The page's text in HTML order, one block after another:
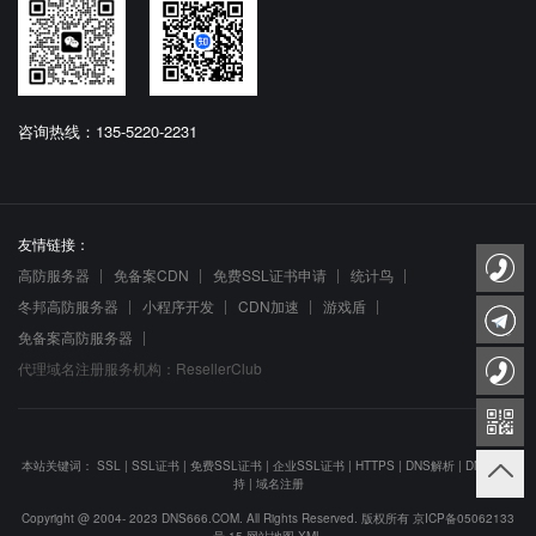
咨询热线：135-5220-2231
友情链接：
高防服务器
免备案CDN 免费SSL证书申请
统计鸟
冬邦高防服务器
小程序开发 CDN加速
游戏盾
免备案高防服务器
代理域名注册服务机构：ResellerClub
本站关键词： SSL | SSL证书 | 免费SSL证书 | 企业SSL证书 | HTTPS | DNS解析 | DNS防劫
持| 域名注册
Copyright @ 2004- 2023 DNS666.COM. All Rights Reserved. 版权所有 京ICP备05062133